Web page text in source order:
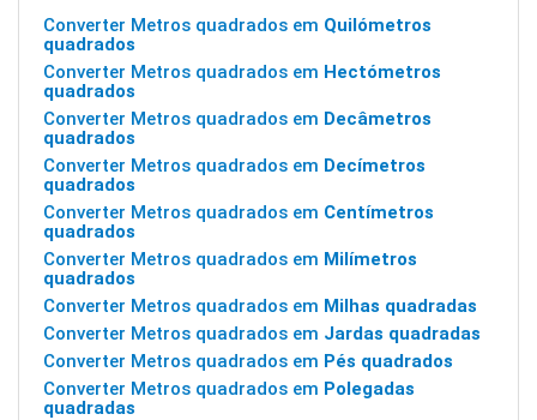
Converter Metros quadrados em Quilómetros
quadrados
Converter Metros quadrados em Hectómetros
quadrados
Converter Metros quadrados em Decâmetros
quadrados
Converter Metros quadrados em Decímetros
quadrados
Converter Metros quadrados em Centímetros
quadrados
Converter Metros quadrados em Milímetros
quadrados
Converter Metros quadrados em Milhas quadradas
Converter Metros quadrados em Jardas quadradas
Converter Metros quadrados em Pés quadrados
Converter Metros quadrados em Polegadas
quadradas